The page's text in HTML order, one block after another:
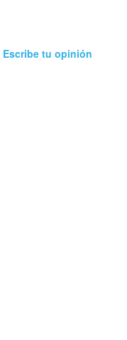
Escribe tu opinión